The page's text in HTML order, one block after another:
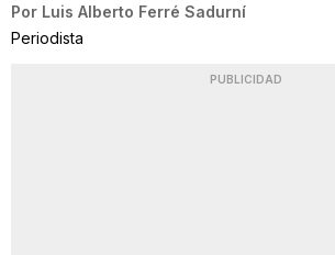
Por Luis Alberto Ferré Sadurní
Periodista
PUBLICIDAD